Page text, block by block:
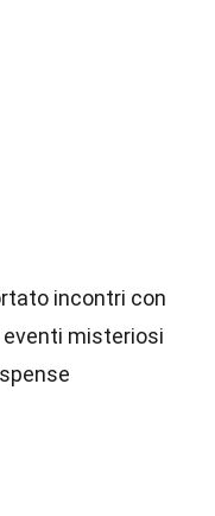
incontri con
misteriosi